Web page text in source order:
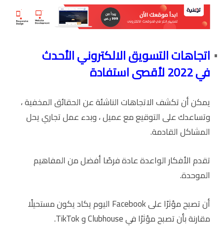
اتجاهات التسويق الالكتروني الأحدث
في 2022 لأقصى استفادة
يمكن أن تكشف الاتجاهات الناشئة عن الحقائق المخفية ،
وتساعدك على التوقيع مع عميل ، وبدء عمل تجاري يحل
المشاكل القادمة.
تقدم الأفكار الواعدة عادة فرصًا أفضل من المفاهيم
الموحدة.
أن تصبح مؤثرًا على Facebook اليوم يكاد يكون مستحيلًا
مقارنة بأن تصبح مؤثرًا في Clubhouse و TikTok.